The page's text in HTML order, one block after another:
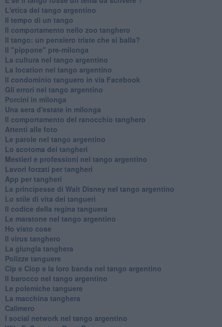
L'etica del tango argentino
Il tempo di un tango
Il comportamento nello zoo tanghero
Il tango: un pensiero triste che si balla?
Il "pippone" pre-milonga
La cultura nel tango argentino
La location nel tango argentino
Il condominio tanguero in via Facebook
Gli errori nel tango argentino
Porcini in milonga
Una sera d'estate in milonga
Il comportamento del ranocchio tanghero
Attenti alle foto
Le parole nel tango argentino
Lo scotoma dei tangheri
Mestieri e professioni nel tango argentino
Lavori forzati per tangheri
App per tangheri
Le principesse di Walt Disney nel tango argentino
Lo stile di vita dei tangueri
Il codice della regina tanguera
Le maratone nel tango argentino
Ho visto cose
Il virus tanghero
La giungla tanghera
Polizze tanguere
Cip e Ciop e la loro banda nel tango argentino
Il barocco nel tango argentino
Le polemiche tanguere
La macchina tanghera
Calimero
​I social network nel tango argentino